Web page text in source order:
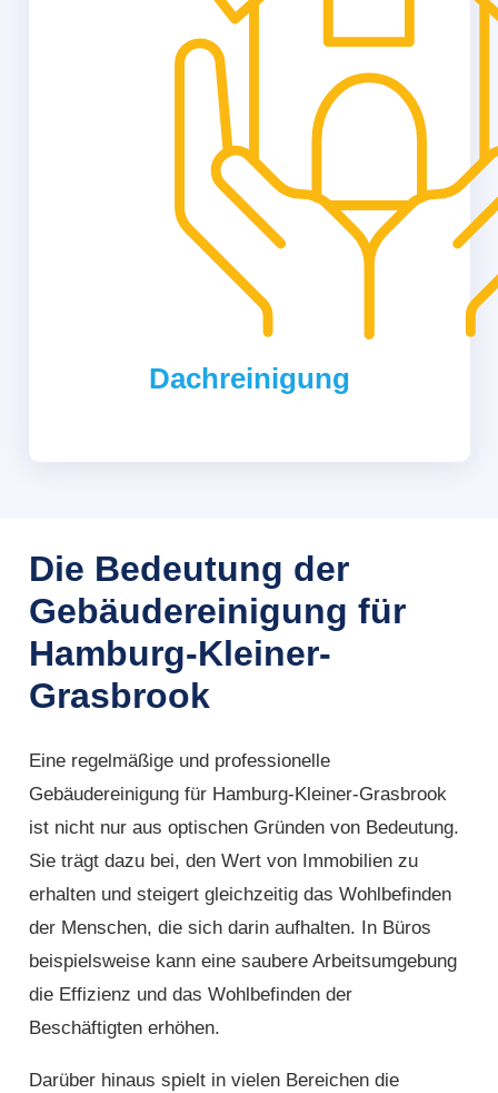
Dachreinigung
Die Bedeutung der
Gebäudereinigung für
Hamburg-Kleiner-
Grasbrook
Eine regelmäßige und professionelle
Gebäudereinigung für Hamburg-Kleiner-Grasbrook
ist nicht nur aus optischen Gründen von Bedeutung.
Sie trägt dazu bei, den Wert von Immobilien zu
erhalten und steigert gleichzeitig das Wohlbefinden
der Menschen, die sich darin aufhalten. In Büros
beispielsweise kann eine saubere Arbeitsumgebung
die Effizienz und das Wohlbefinden der
Beschäftigten erhöhen.
Darüber hinaus spielt in vielen Bereichen die